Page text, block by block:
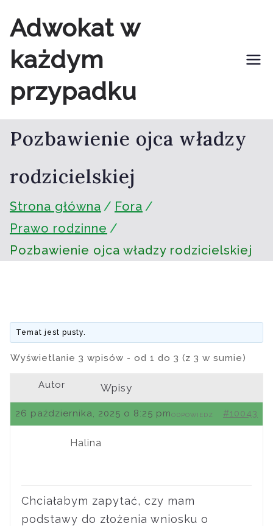
do
treści
Adwokat w
każdym
przypadku
Pozbawienie ojca władzy
rodzicielskiej
Strona główna
Fora
Prawo rodzinne
Pozbawienie ojca władzy rodzicielskiej
Temat jest pusty.
Wyświetlanie 3 wpisów - od 1 do 3 (z 3 w sumie)
Autor Wpisy
26 października, 2025 o 8:25 pm #10043
ODPOWIEDZ
Halina
Chciałabym zapytać, czy mam
podstawy do złożenia wniosku o